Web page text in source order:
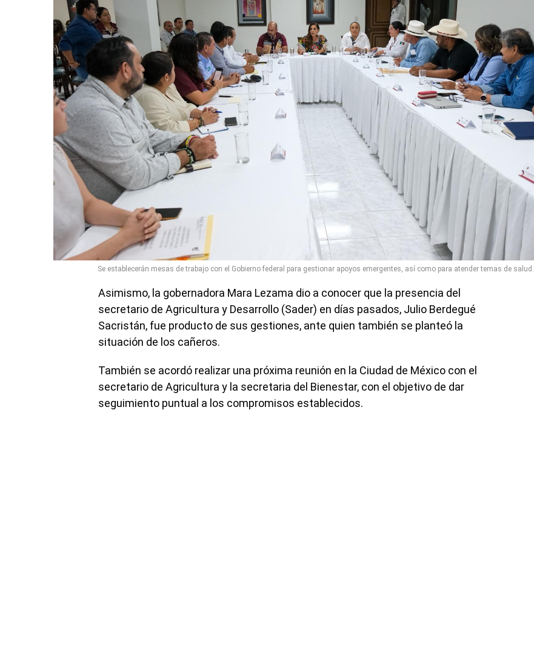
Se establecerán mesas de trabajo con el Gobierno federal para gestionar apoyos emergentes, así como para atender temas de salud.
Asimismo, la gobernadora Mara Lezama dio a conocer que la presencia del
secretario de Agricultura y Desarrollo (Sader) en días pasados, Julio Berdegué
Sacristán, fue producto de sus gestiones, ante quien también se planteó la
situación de los cañeros.
También se acordó realizar una próxima reunión en la Ciudad de México con el
secretario de Agricultura y la secretaria del Bienestar, con el objetivo de dar
seguimiento puntual a los compromisos establecidos.